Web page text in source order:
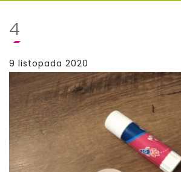
4
9 listopada 2020